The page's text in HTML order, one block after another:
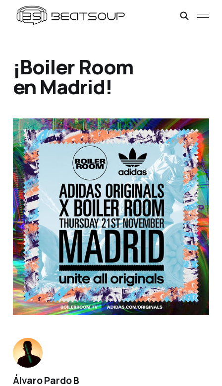
¡Boiler Room
en Madrid!
Álvaro Pardo B